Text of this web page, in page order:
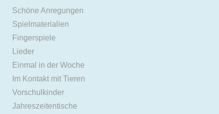
Schöne Anregungen
Spielmaterialien
Fingerspiele
Lieder
Einmal in der Woche
Im Kontakt mit Tieren
Vorschulkinder
Jahreszeitentische